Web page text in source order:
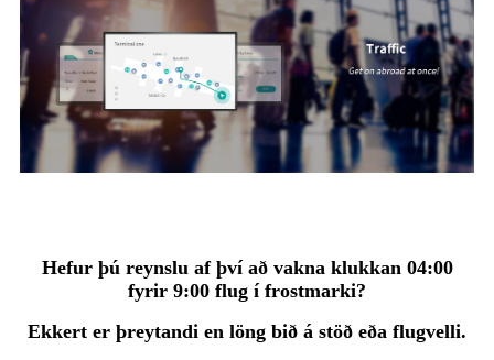
Hefur þú reynslu af því að vakna klukkan 04:00
fyrir 9:00 flug í frostmarki?
Ekkert er þreytandi en löng bið á stöð eða flugvelli.